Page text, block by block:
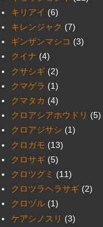
キリアイ (6)
キレンジャク (7)
ギンザンマシコ (3)
クイナ (4)
クサシギ (2)
クマゲラ (1)
クマタカ (4)
クロアシアホウドリ (5)
クロアジサシ (1)
クロガモ (13)
クロサギ (5)
クロツグミ (11)
クロツラヘラサギ (2)
クロヅル (1)
ケアシノスリ (3)